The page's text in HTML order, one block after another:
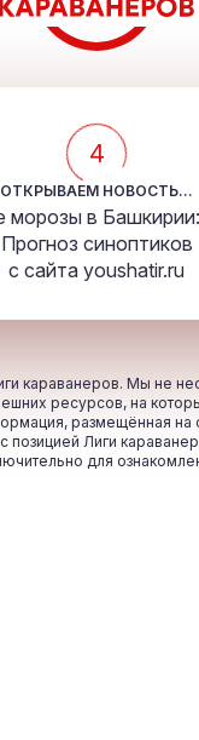
4
ОТКРЫВАЕМ НОВОСТЬ...
морозы в
Прогноз синоптиков
с сайта youshatir.ru
караванеров. Мы не
ресурсов, на
размещённая на
позицией Лиги
для